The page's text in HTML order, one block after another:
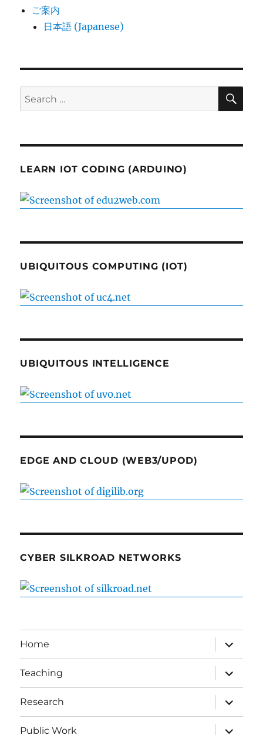
ご案内
日本語 (Japanese)
Search
for:
LEARN IOT CODING (ARDUINO)
UBIQUITOUS COMPUTING (IOT)
UBIQUITOUS INTELLIGENCE
EDGE AND CLOUD (WEB3/UPOD)
CYBER SILKROAD NETWORKS
Home
expand
child
menu
Teaching
expand
child
menu
Research
expand
child
menu
Public Work
expand